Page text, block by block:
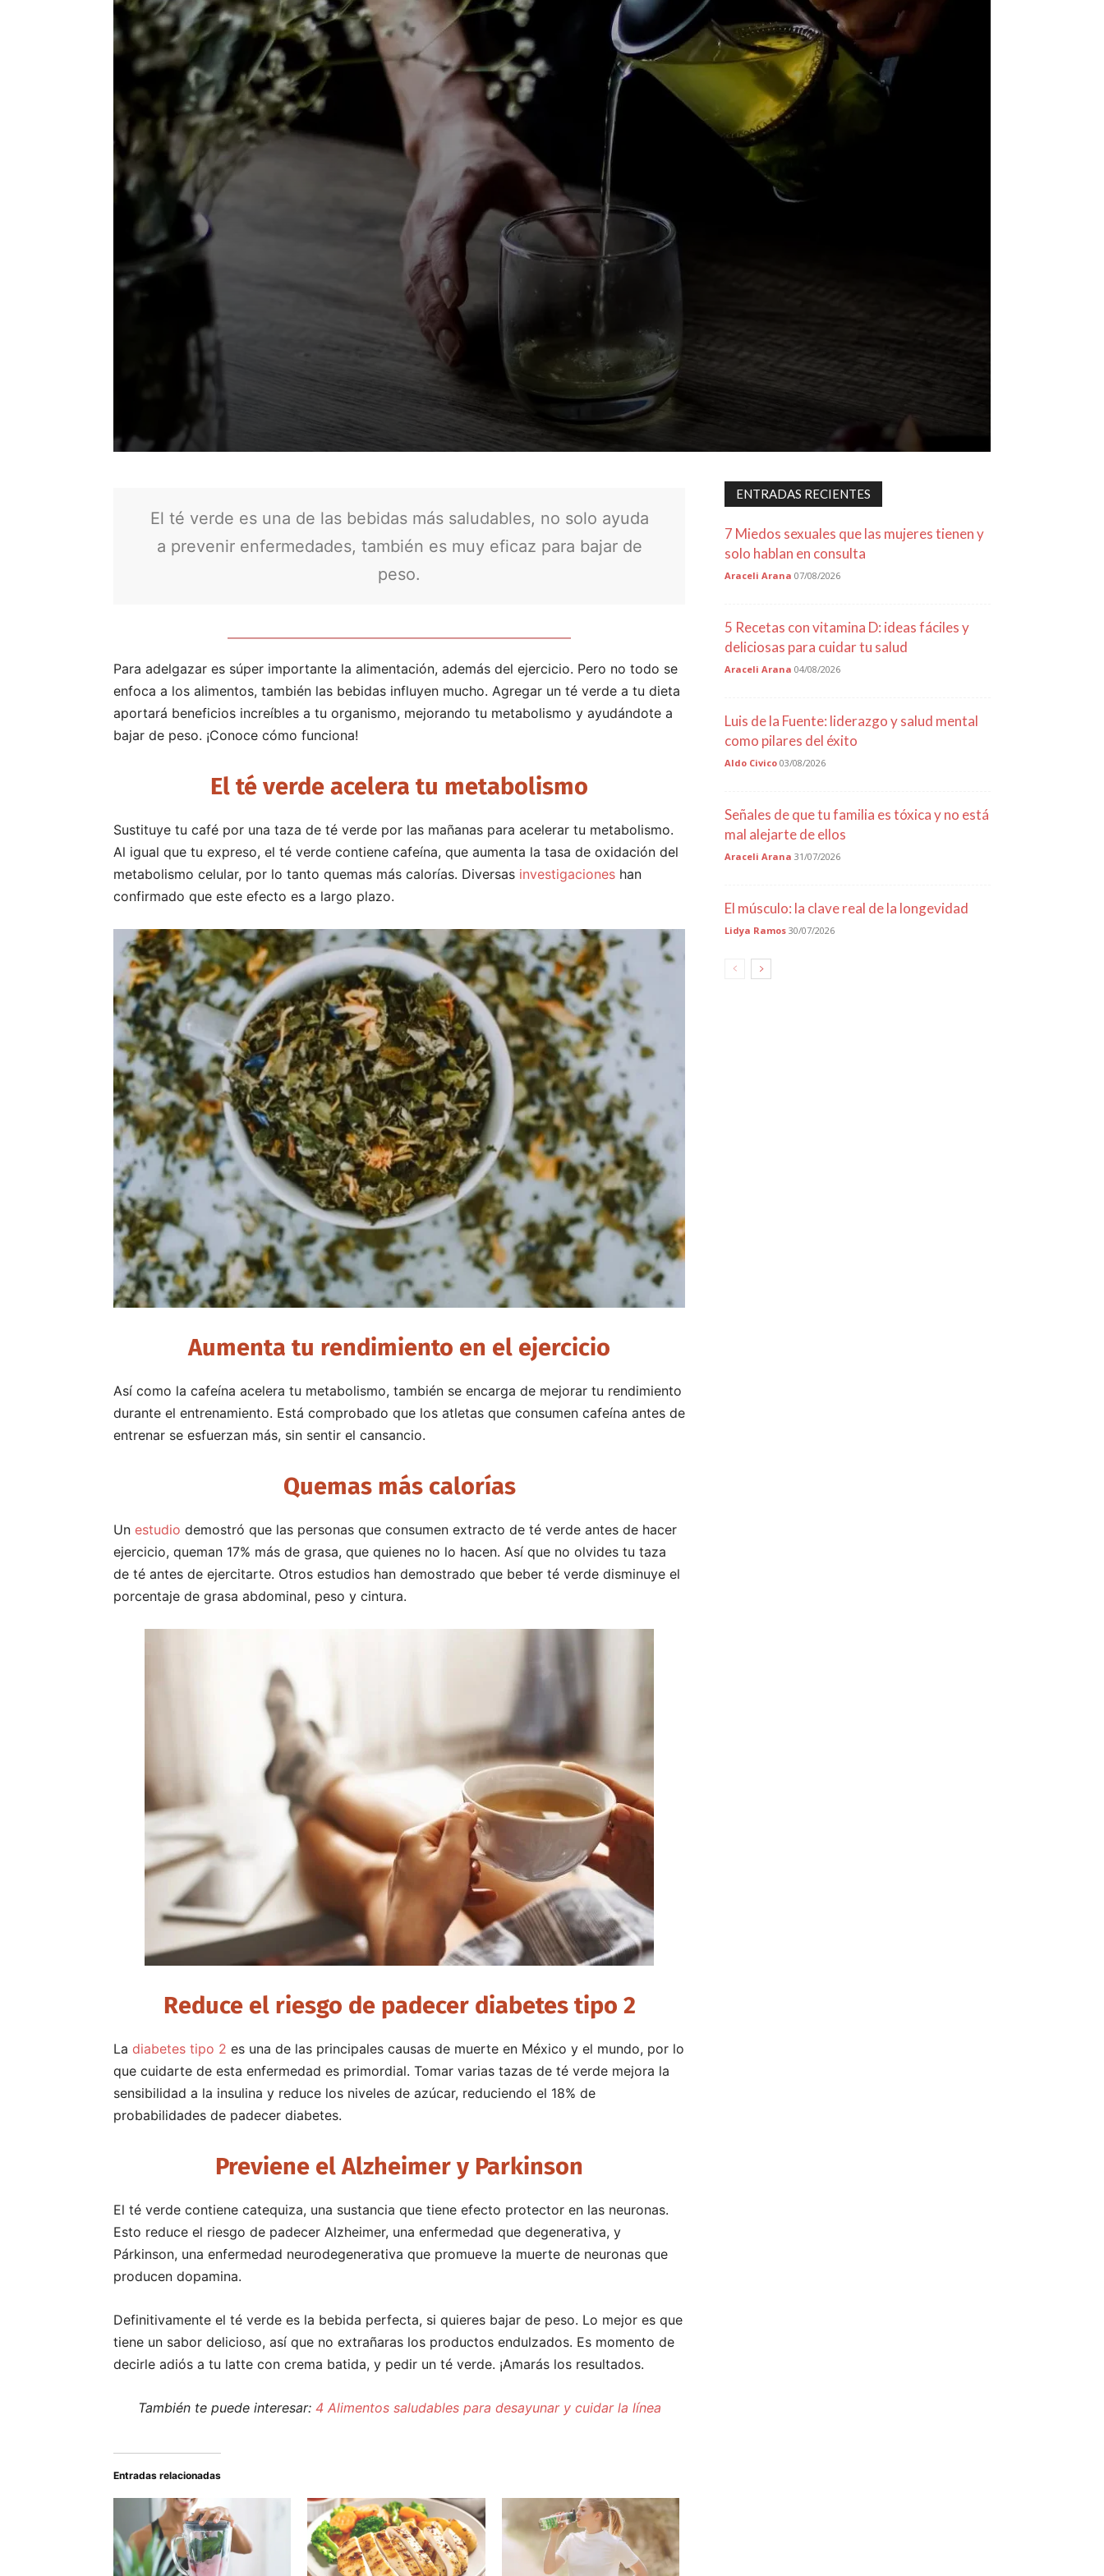
El té verde es una de las bebidas más saludables, no solo ayuda
a prevenir enfermedades, también es muy eficaz para bajar de
peso.
Para adelgazar es súper importante la alimentación, además del ejercicio. Pero no todo se
enfoca a los alimentos, también las bebidas influyen mucho. Agregar un té verde a tu dieta
aportará beneficios increíbles a tu organismo, mejorando tu metabolismo y ayudándote a
bajar de peso. ¡Conoce cómo funciona!
El té verde acelera tu metabolismo
Sustituye tu café por una taza de té verde por las mañanas para acelerar tu metabolismo.
Al igual que tu expreso, el té verde contiene cafeína, que aumenta la tasa de oxidación del
metabolismo celular, por lo tanto quemas más calorías. Diversas investigaciones han
confirmado que este efecto es a largo plazo.
Aumenta tu rendimiento en el ejercicio
Así como la cafeína acelera tu metabolismo, también se encarga de mejorar tu rendimiento
durante el entrenamiento. Está comprobado que los atletas que consumen cafeína antes de
entrenar se esfuerzan más, sin sentir el cansancio.
Quemas más calorías
Un estudio demostró que las personas que consumen extracto de té verde antes de hacer
ejercicio, queman 17% más de grasa, que quienes no lo hacen. Así que no olvides tu taza
de té antes de ejercitarte. Otros estudios han demostrado que beber té verde disminuye el
porcentaje de grasa abdominal, peso y cintura.
Reduce el riesgo de padecer diabetes tipo 2
La diabetes tipo 2 es una de las principales causas de muerte en México y el mundo, por lo
que cuidarte de esta enfermedad es primordial. Tomar varias tazas de té verde mejora la
sensibilidad a la insulina y reduce los niveles de azúcar, reduciendo el 18% de
probabilidades de padecer diabetes.
Previene el Alzheimer y Parkinson
El té verde contiene catequiza, una sustancia que tiene efecto protector en las neuronas.
Esto reduce el riesgo de padecer Alzheimer, una enfermedad que degenerativa, y
Párkinson, una enfermedad neurodegenerativa que promueve la muerte de neuronas que
producen dopamina.
Definitivamente el té verde es la bebida perfecta, si quieres bajar de peso. Lo mejor es que
tiene un sabor delicioso, así que no extrañaras los productos endulzados. Es momento de
decirle adiós a tu latte con crema batida, y pedir un té verde. ¡Amarás los resultados.
También te puede interesar: 4 Alimentos saludables para desayunar y cuidar la línea
Entradas relacionadas
ENTRADAS RECIENTES
7 Miedos sexuales que las mujeres tienen y
solo hablan en consulta
Araceli Arana 07/08/2026
5 Recetas con vitamina D: ideas fáciles y
deliciosas para cuidar tu salud
Araceli Arana 04/08/2026
Luis de la Fuente: liderazgo y salud mental
como pilares del éxito
Aldo Civico 03/08/2026
Señales de que tu familia es tóxica y no está
mal alejarte de ellos
Araceli Arana 31/07/2026
El músculo: la clave real de la longevidad
Lidya Ramos 30/07/2026